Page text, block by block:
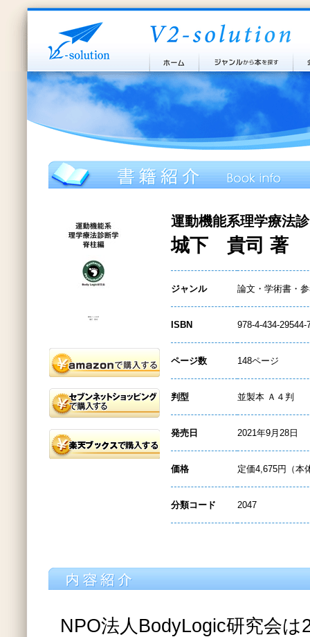
運動機能系理学療法
城下 貴司 著
ジャンル 論文・学術書・
ISBN 978-4-434-29544-
ページ数 148ページ
判型 並製本 Ａ４判
発売日 2021年9月28日
価格 定価4,675円（本
分類コード 2047
NPO法人BodyLogic研究会は